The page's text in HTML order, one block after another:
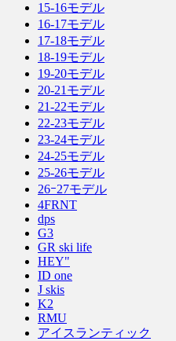
15-16モデル
16-17モデル
17-18モデル
18-19モデル
19-20モデル
20-21モデル
21-22モデル
22-23モデル
23-24モデル
24-25モデル
25-26モデル
26ｰ27モデル
4FRNT
dps
G3
GR ski life
HEY"
ID one
J skis
K2
RMU
アイスランティック